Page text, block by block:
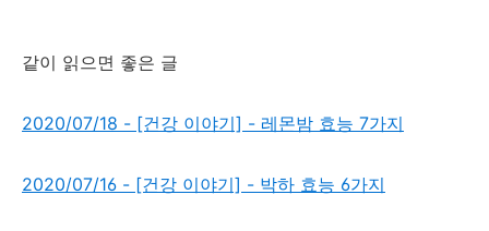
같이 읽으면 좋은 글
2020/07/18 - [건강 이야기] - 레몬밤 효능 7가지
2020/07/16 - [건강 이야기] - 박하 효능 6가지